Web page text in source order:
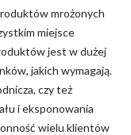
mrożonych
miejsce
jest w dużej
jakich wymagają.
czy też
i eksponowania
wielu klientów